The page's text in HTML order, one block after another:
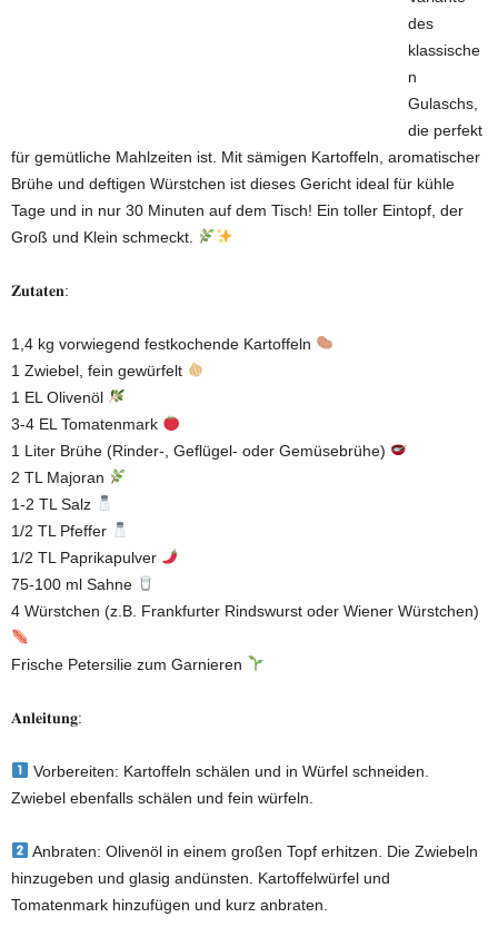
des
klassische
n
Gulaschs,
die perfekt
für gemütliche Mahlzeiten ist. Mit sämigen Kartoffeln, aromatischer
Brühe und deftigen Würstchen ist dieses Gericht ideal für kühle
Tage und in nur 30 Minuten auf dem Tisch! Ein toller Eintopf, der
Groß und Klein schmeckt.
𝐙𝐮𝐭𝐚𝐭𝐞𝐧:
1,4 kg vorwiegend festkochende Kartoffeln
1 Zwiebel, fein gewürfelt
1 EL Olivenöl
3-4 EL Tomatenmark
1 Liter Brühe (Rinder-, Geflügel- oder Gemüsebrühe)
2 TL Majoran
1-2 TL Salz
1/2 TL Pfeffer
1/2 TL Paprikapulver
75-100 ml Sahne
4 Würstchen (z.B. Frankfurter Rindswurst oder Wiener Würstchen)
Frische Petersilie zum Garnieren
𝐀𝐧𝐥𝐞𝐢𝐭𝐮𝐧𝐠:
Vorbereiten: Kartoffeln schälen und in Würfel schneiden.
Zwiebel ebenfalls schälen und fein würfeln.
Anbraten: Olivenöl in einem großen Topf erhitzen. Die Zwiebeln
hinzugeben und glasig andünsten. Kartoffelwürfel und
Tomatenmark hinzufügen und kurz anbraten.